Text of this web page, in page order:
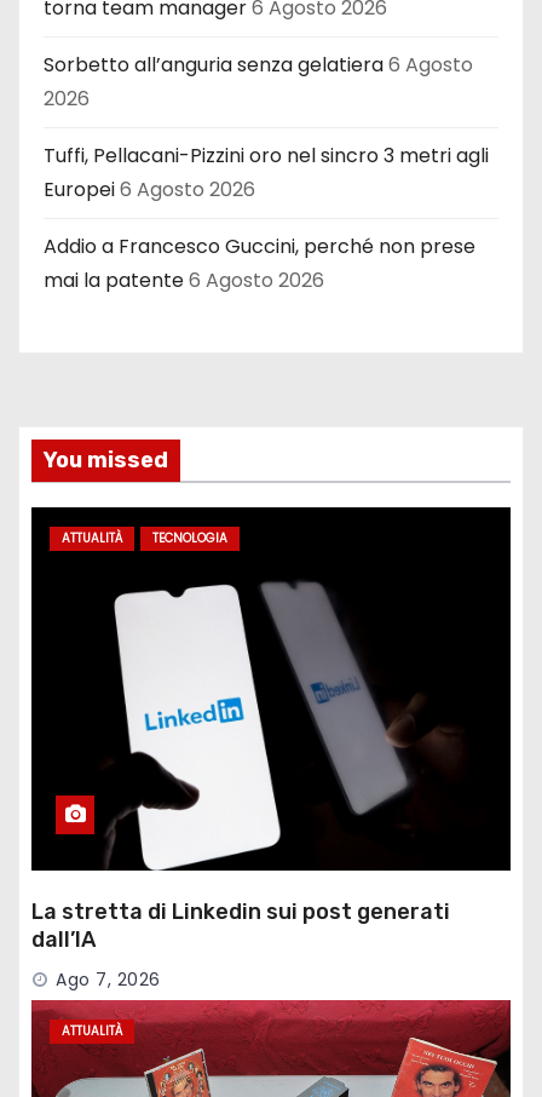
torna team manager6 Agosto 2026
Sorbetto all’anguria senza gelatiera6 Agosto
2026
Tuffi, Pellacani-Pizzini oro nel sincro 3 metri agli
Europei6 Agosto 2026
Addio a Francesco Guccini, perché non prese
mai la patente6 Agosto 2026
You missed
ATTUALITÀ TECNOLOGIA
La stretta di Linkedin sui post generati
dall’IA
Ago 7, 2026
ATTUALITÀ